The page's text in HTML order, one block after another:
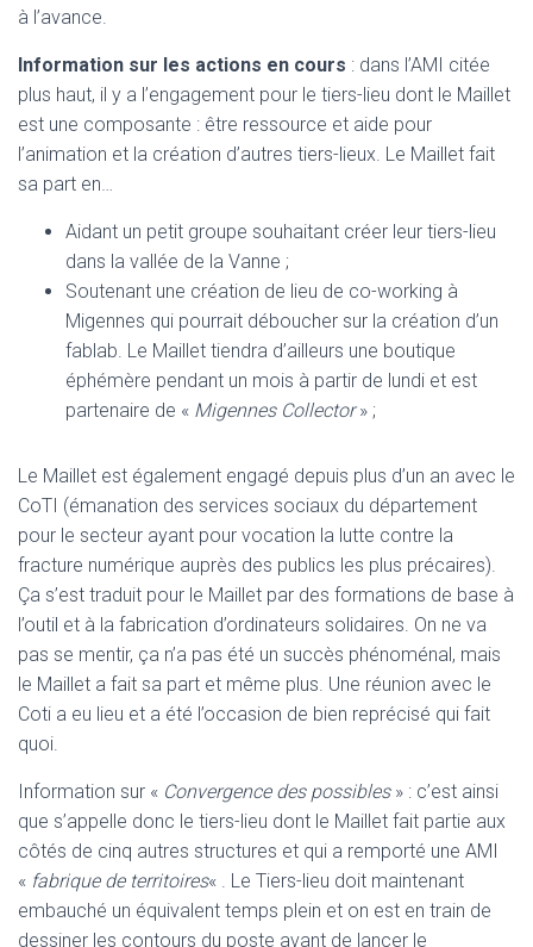
à l’avance.
Information sur les actions en cours : dans l’AMI citée
plus haut, il y a l’engagement pour le tiers-lieu dont le Maillet
est une composante : être ressource et aide pour
l’animation et la création d’autres tiers-lieux. Le Maillet fait
sa part en…
Aidant un petit groupe souhaitant créer leur tiers-lieu
dans la vallée de la Vanne ;
Soutenant une création de lieu de co-working à
Migennes qui pourrait déboucher sur la création d’un
fablab. Le Maillet tiendra d’ailleurs une boutique
éphémère pendant un mois à partir de lundi et est
partenaire de « Migennes Collector» ;
Le Maillet est également engagé depuis plus d’un an avec le
CoTI (émanation des services sociaux du département
pour le secteur ayant pour vocation la lutte contre la
fracture numérique auprès des publics les plus précaires).
Ça s’est traduit pour le Maillet par des formations de base à
l’outil et à la fabrication d’ordinateurs solidaires. On ne va
pas se mentir, ça n’a pas été un succès phénoménal, mais
le Maillet a fait sa part et même plus. Une réunion avec le
Coti a eu lieu et a été l’occasion de bien reprécisé qui fait
quoi.
Information sur « Convergence des possibles» : c’est ainsi
que s’appelle donc le tiers-lieu dont le Maillet fait partie aux
côtés de cinq autres structures et qui a remporté une AMI
« fabrique de territoires« . Le Tiers-lieu doit maintenant
embauché un équivalent temps plein et on est en train de
dessiner les contours du poste avant de lancer le